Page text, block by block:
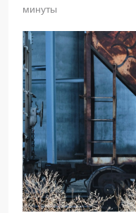
минуты